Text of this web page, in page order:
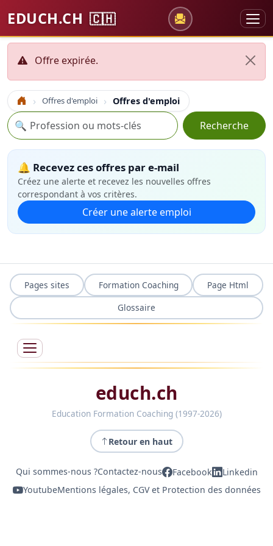
EDUCH.CH 🇨🇭
Offre expirée.
Accueil Offres d'emploi Offres d'emploi
Recherche
🔍 Recherche
🔔 Recevez ces offres par e-mail
Créez une alerte et recevez les nouvelles offres
correspondant à vos critères.
Créer une alerte emploi
Pages sites Formation Coaching
Page Html
Glossaire
educh.ch
Education Formation Coaching (1997-2026)
Retour en haut
Qui sommes-nous ?Contactez-nous Facebook
Linkedin
YoutubeMentions légales, CGV et Protection des données